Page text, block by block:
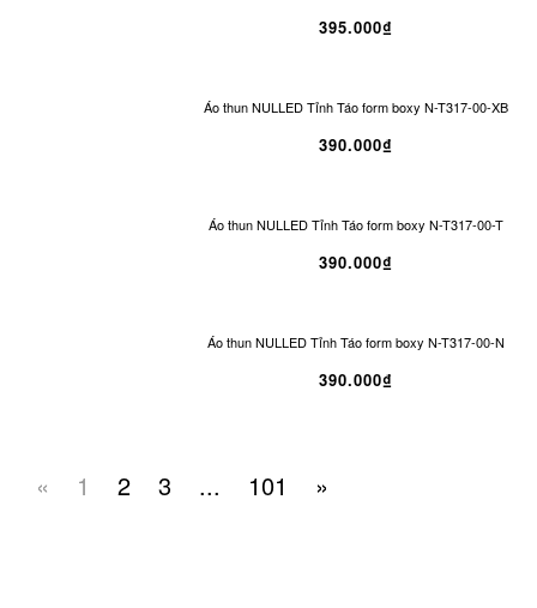
395.000₫
Áo thun NULLED Tỉnh Táo form boxy N-T317-00-XB
390.000₫
Áo thun NULLED Tỉnh Táo form boxy N-T317-00-T
390.000₫
Áo thun NULLED Tỉnh Táo form boxy N-T317-00-N
390.000₫
« 1 2 3 ... 101 »